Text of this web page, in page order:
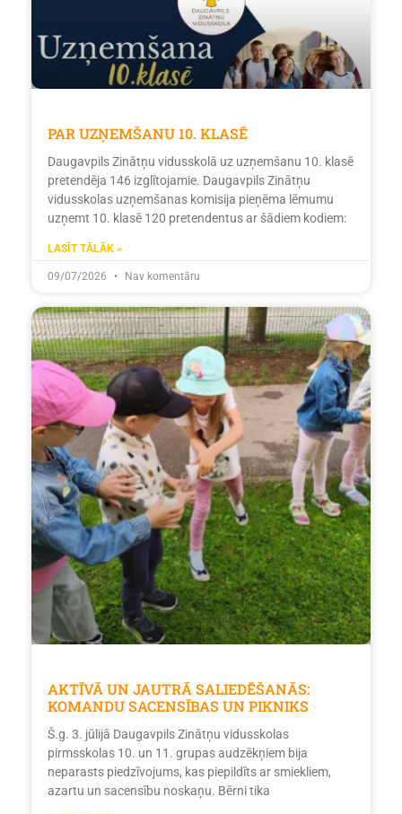
PAR UZŅEMŠANU 10. KLASĒ
Daugavpils Zinātņu vidusskolā uz uzņemšanu 10. klasē
pretendēja 146 izglītojamie. Daugavpils Zinātņu
vidusskolas uzņemšanas komisija pieņēma lēmumu
uzņemt 10. klasē 120 pretendentus ar šādiem kodiem:
LASĪT TĀLĀK »
09/07/2026 Nav komentāru
AKTĪVĀ UN JAUTRĀ SALIEDĒŠANĀS:
KOMANDU SACENSĪBAS UN PIKNIKS
Š.g. 3. jūlijā Daugavpils Zinātņu vidusskolas
pirmsskolas 10. un 11. grupas audzēkņiem bija
neparasts piedzīvojums, kas piepildīts ar smiekliem,
azartu un sacensību noskaņu. Bērni tika